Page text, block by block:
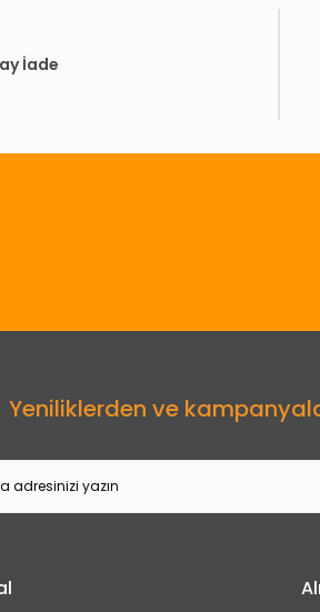
Gönder
İade
Yeniliklerden ve